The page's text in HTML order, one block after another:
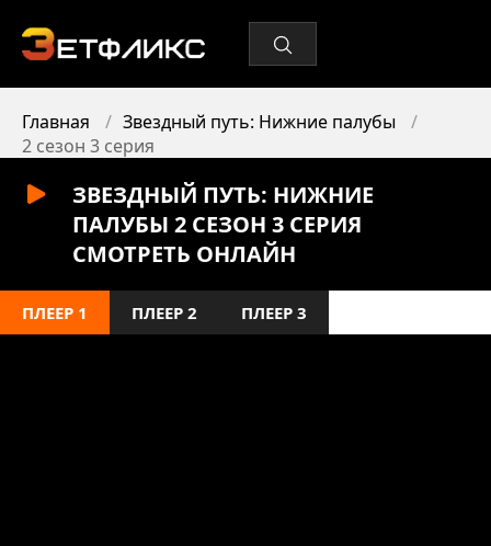
Главная
Звездный путь: Нижние палубы
2 сезон 3 серия
ЗВЕЗДНЫЙ ПУТЬ: НИЖНИЕ
ПАЛУБЫ 2 СЕЗОН 3 СЕРИЯ
СМОТРЕТЬ ОНЛАЙН
ПЛЕЕР 1 ПЛЕЕР 2 ПЛЕЕР 3